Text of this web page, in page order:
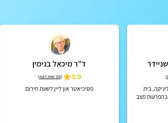
)
בית
בהפרעות מצב
ד"ר מיכאל בנימין
5.0
(20 חוות דעת )
פסיכיאטר און ליין לשעת חירום